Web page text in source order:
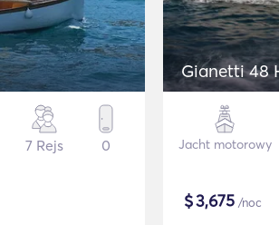
7 Rejs 0
Gianetti 48
Jacht motorowy
$3,675 /noc